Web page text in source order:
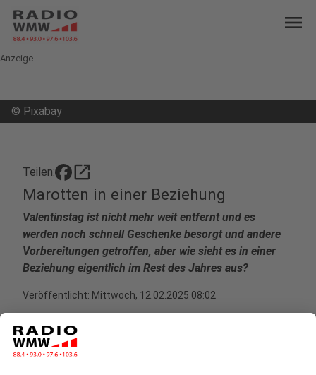
menu
Anzeige
© Pixabay
Teilen: open_in_new
Marotten in einer Beziehung
Valentinstag ist nicht mehr weit entfernt und es
werden noch schnell Geschenke besorgt und andere
Vorbereitungen getroffen, aber wie sieht es in einer
Beziehung eigentlich im Rest des Jahres aus?
Veröffentlicht: Mittwoch, 12.02.2025 08:02
Anzeige